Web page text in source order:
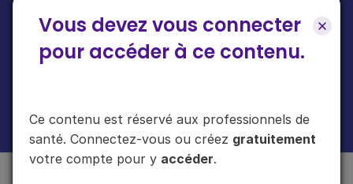
Vous devez vous connecter
pour accéder à ce contenu.
Ce contenu est réservé aux professionnels de
santé. Connectez-vous ou créez gratuitement
votre compte pour y accéder.
votre boîte mail.
Plus d'informations sur l'usage de vos donnéesici.